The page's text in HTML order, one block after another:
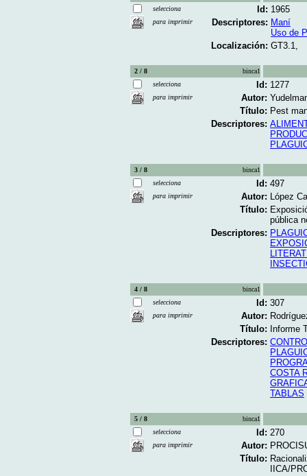
selecciona
para imprimir
Id: 1965
Descriptores: Maní
Uso de
Localización: GT3.1,
2 / 8
binca1
selecciona
para imprimir
Id: 1277
Autor:
Título: Pest
Descriptores:
3 / 8
binca1
selecciona
para imprimir
Id: 497
Autor: López
Título:
pública
Descriptores:
4 / 8
binca1
selecciona
para imprimir
Id: 307
Autor:
Título: Informe
Descriptores:
COSTA
TABLAS
5 / 8
binca1
selecciona
para imprimir
Id: 270
Autor:
Título:
IICA/